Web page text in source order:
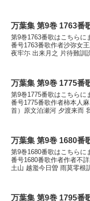
万葉集 第9巻 1763番
第9巻1763番歌はこちらに
番号1763番歌作者沙弥女
夜牢尓 出来月之 片待難訓
万葉集 第9巻 1775番
第9巻1775番歌はこちらに
番号1775番歌作者柿本人
首）原文泊瀬河 夕渡来而
万葉集 第9巻 1680番
第9巻1680番歌はこちらに
番号1680番歌作者作者不
土山 越濫今日曽 雨莫零根
万葉集 第9巻 1795番